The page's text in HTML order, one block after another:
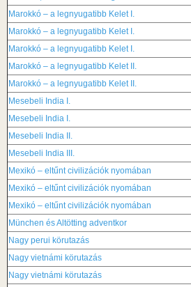
Marokkó – a legnyugatibb Kelet I.
Marokkó – a legnyugatibb Kelet I.
Marokkó – a legnyugatibb Kelet I.
Marokkó – a legnyugatibb Kelet II.
Marokkó – a legnyugatibb Kelet II.
Mesebeli India I.
Mesebeli India I.
Mesebeli India II.
Mesebeli India III.
Mexikó – eltűnt civilizációk nyomában
Mexikó – eltűnt civilizációk nyomában
Mexikó – eltűnt civilizációk nyomában
München és Altötting adventkor
Nagy perui körutazás
Nagy vietnámi körutazás
Nagy vietnámi körutazás